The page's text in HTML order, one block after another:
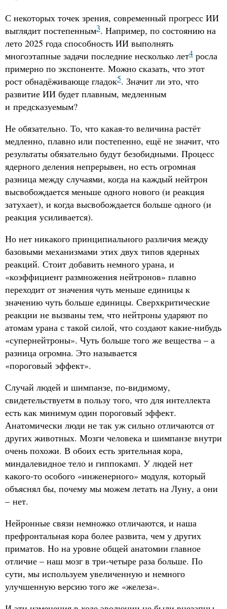
С некоторых точек зрения, современный прогресс ИИ
выглядит постепенным3. Например, по состоянию на
лето 2025 года способность ИИ выполнять
многоэтапные задачи последние несколько лет4 росла
примерно по экспоненте. Можно сказать, что этот
рост обнадёживающе гладок5. Значит ли это, что
развитие ИИ будет плавным, медленным
и предсказуемым?
Не обязательно. То, что какая-то величина растёт
медленно, плавно или постепенно, ещё не значит, что
результаты обязательно будут безобидными. Процесс
ядерного деления непрерывен, но есть огромная
разница между случаями, когда на каждый нейтрон
высвобождается меньше одного нового (и реакция
затухает), и когда высвобождается больше одного (и
реакция усиливается).
Но нет никакого принципиального различия между
базовыми механизмами этих двух типов ядерных
реакций. Стоит добавить немного урана, и
«коэффициент размножения нейтронов» плавно
переходит от значения чуть меньше единицы к
значению чуть больше единицы. Сверхкритические
реакции не вызваны тем, что нейтроны ударяют по
атомам урана с такой силой, что создают какие-нибудь
«супернейтроны». Чуть больше того же вещества – а
разница огромна. Это называется
«пороговый эффект».
Случай людей и шимпанзе, по-видимому,
свидетельствуетм в пользу того, что для интеллекта
есть как минимум один пороговый эффект.
Анатомически люди не так уж сильно отличаются от
других животных. Мозги человека и шимпанзе внутри
очень похожи. В обоих есть зрительная кора,
миндалевидное тело и гиппокамп. У людей нет
какого-то особого «инженерного» модуля, который
объяснял бы, почему мы можем летать на Луну, а они
– нет.
Нейронные связи немножко отличаются, и наша
префронтальная кора более развита, чем у других
приматов. Но на уровне общей анатомии главное
отличие – наш мозг в три-четыре раза больше. По
сути, мы используем увеличенную и немного
улучшенную версию того же «железа».